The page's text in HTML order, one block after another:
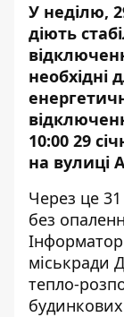
У неділю,
діють
10:00 29
на вулиці
Через це
без
Інформатор
міськради
тепло-